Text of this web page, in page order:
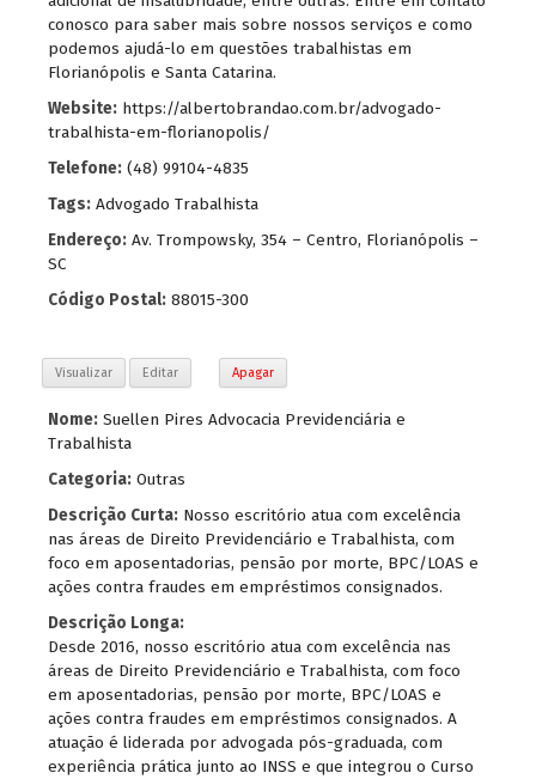
conosco para saber mais sobre nossos serviços e como
podemos ajudá-lo em questões trabalhistas em
Florianópolis e Santa Catarina.
Website: https://albertobrandao.com.br/advogado-
trabalhista-em-florianopolis/
Telefone: (48) 99104-4835
Tags: Advogado Trabalhista
Endereço: Av. Trompowsky, 354 – Centro, Florianópolis –
SC
Código Postal: 88015-300
Visualizar Editar Apagar
Nome: Suellen Pires Advocacia Previdenciária e
Trabalhista
Categoria: Outras
Descrição Curta: Nosso escritório atua com excelência
nas áreas de Direito Previdenciário e Trabalhista, com
foco em aposentadorias, pensão por morte, BPC/LOAS e
ações contra fraudes em empréstimos consignados.
Descrição Longa:
Desde 2016, nosso escritório atua com excelência nas
áreas de Direito Previdenciário e Trabalhista, com foco
em aposentadorias, pensão por morte, BPC/LOAS e
ações contra fraudes em empréstimos consignados. A
atuação é liderada por advogada pós-graduada, com
experiência prática junto ao INSS e que integrou o Curso